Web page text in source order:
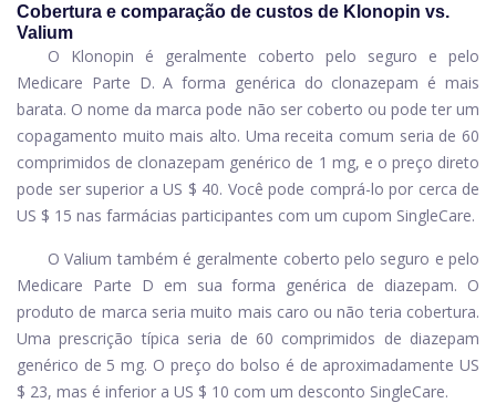
Cobertura e comparação de custos de Klonopin vs.
Valium
O Klonopin é geralmente coberto pelo seguro e pelo
Medicare Parte D. A forma genérica do clonazepam é mais
barata. O nome da marca pode não ser coberto ou pode ter um
copagamento muito mais alto. Uma receita comum seria de 60
comprimidos de clonazepam genérico de 1 mg, e o preço direto
pode ser superior a US $ 40. Você pode comprá-lo por cerca de
US $ 15 nas farmácias participantes com um cupom SingleCare.
O Valium também é geralmente coberto pelo seguro e pelo
Medicare Parte D em sua forma genérica de diazepam. O
produto de marca seria muito mais caro ou não teria cobertura.
Uma prescrição típica seria de 60 comprimidos de diazepam
genérico de 5 mg. O preço do bolso é de aproximadamente US
$ 23, mas é inferior a US $ 10 com um desconto SingleCare.